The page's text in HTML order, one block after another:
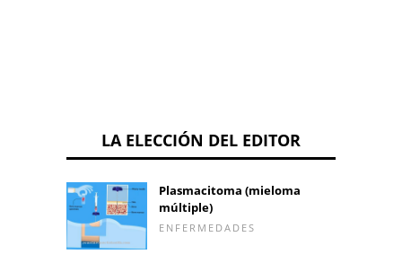
LA ELECCIÓN DEL EDITOR
Plasmacitoma (mieloma
múltiple)
ENFERMEDADES